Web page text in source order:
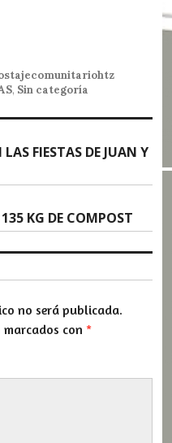
, Sin categoría
FIESTAS DE JUAN Y
KG DE COMPOST
no será publicada.
con *